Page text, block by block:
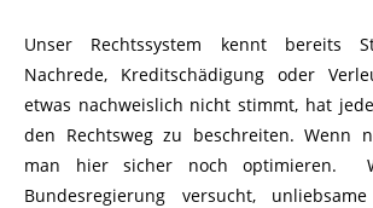
Unser Rechtssystem kennt bereits
Nachrede, Kreditschädigung oder
etwas nachweislich nicht stimmt, hat
den Rechtsweg zu beschreiten. Wenn
man hier sicher noch optimieren.
Bundesregierung versucht,